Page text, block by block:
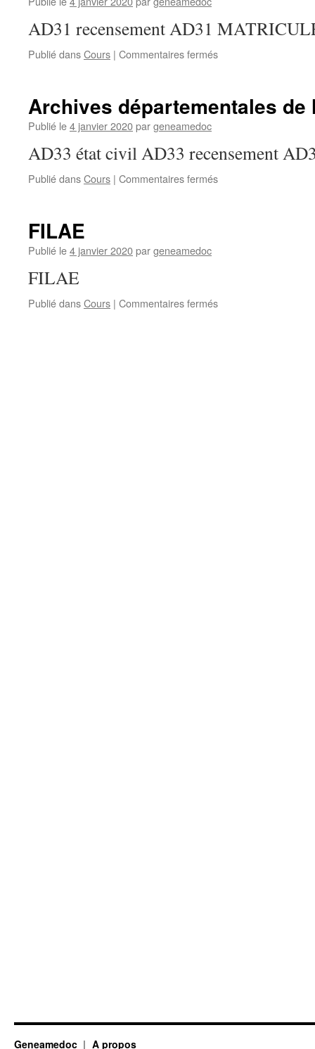
AD31 recensement AD31
Publié dansCours | Commentaires ferméssur
la
Archives départementales de
Publié le4 janvier 2020pargeneamedoc
AD33 état civil AD33 recensement
Publié dansCours | Commentaires ferméssur
FILAE
Publié le4 janvier 2020pargeneamedoc
FILAE
Publié dansCours | Commentaires ferméssur
Geneamedoc A propos